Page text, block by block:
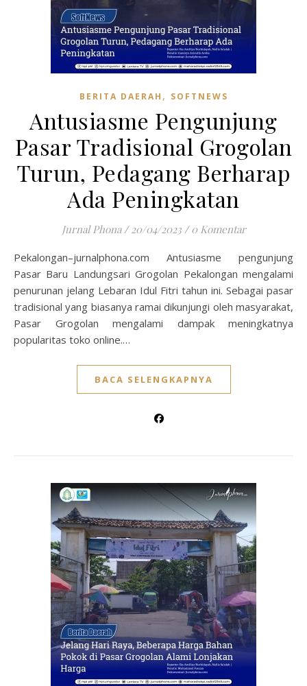
BERITA DAERAH , SOFTNEWS
Antusiasme Pengunjung
Pasar Tradisional Grogolan
Turun, Pedagang Berharap
Ada Peningkatan
Jurnal Phona / 20/04/2023 / 0 Komentar
Pekalongan–jurnalphona.com Antusiasme pengunjung
Pasar Baru Landungsari Grogolan Pekalongan mengalami
penurunan jelang Lebaran Idul Fitri tahun ini. Sebagai pasar
tradisional yang biasanya ramai dikunjungi oleh masyarakat,
Pasar Grogolan mengalami dampak meningkatnya
popularitas toko online.…
BACA SELENGKAPNYA